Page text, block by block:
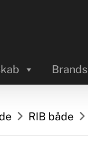
Brands
RIB både